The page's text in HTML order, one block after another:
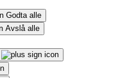
Godta alle
Avslå alle